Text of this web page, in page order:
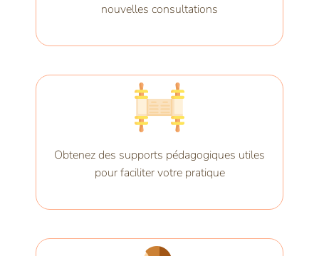
nouvelles consultations
Obtenez des supports pédagogiques utiles
pour faciliter votre pratique